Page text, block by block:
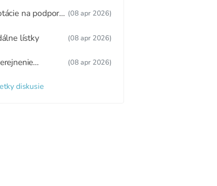
varenie
na podporu (08 apr 2026)
lístky (08 apr 2026)
detí a
detí
(08 apr 2026)
diskusie